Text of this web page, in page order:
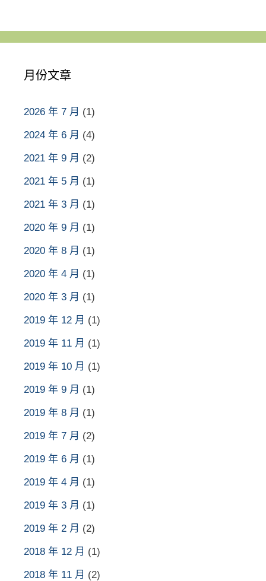
月份文章
2026 年 7 月 (1)
2024 年 6 月 (4)
2021 年 9 月 (2)
2021 年 5 月 (1)
2021 年 3 月 (1)
2020 年 9 月 (1)
2020 年 8 月 (1)
2020 年 4 月 (1)
2020 年 3 月 (1)
2019 年 12 月 (1)
2019 年 11 月 (1)
2019 年 10 月 (1)
2019 年 9 月 (1)
2019 年 8 月 (1)
2019 年 7 月 (2)
2019 年 6 月 (1)
2019 年 4 月 (1)
2019 年 3 月 (1)
2019 年 2 月 (2)
2018 年 12 月 (1)
2018 年 11 月 (2)